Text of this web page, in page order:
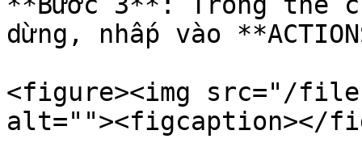
dừng, nhấp vào
<figure><img src="/files/
alt=""><figcaption></